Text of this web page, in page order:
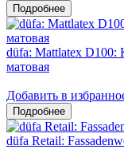
düfa: Mattlatex D100:
матовая
Добавить в
düfa Retail: